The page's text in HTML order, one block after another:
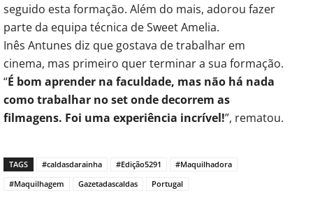
seguido esta formação. Além do mais, adorou fazer
parte da equipa técnica de Sweet Amelia.
Inês Antunes diz que gostava de trabalhar em
cinema, mas primeiro quer terminar a sua formação.
“É bom aprender na faculdade, mas não há nada
como trabalhar no set onde decorrem as
filmagens. Foi uma experiência incrível!”, rematou.
TAGS #caldasdarainha #Edição5291
#Maquilhadora
#Maquilhagem
Gazetadascaldas Portugal